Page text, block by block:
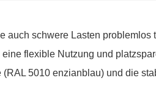
auch schwere Lasten problemlos
flexible Nutzung und
5010 enzianblau) und die